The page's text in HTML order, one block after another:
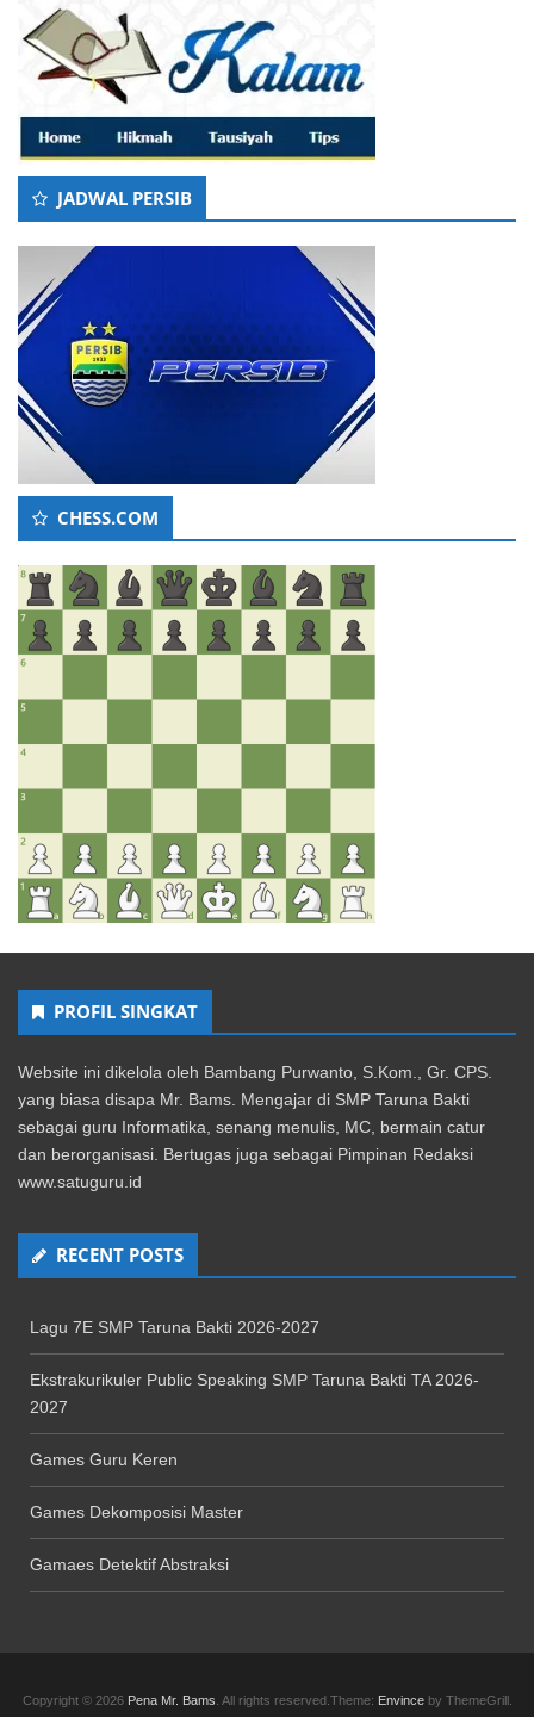
JADWAL PERSIB
CHESS.COM
PROFIL SINGKAT
Website ini dikelola oleh Bambang Purwanto, S.Kom., Gr. CPS.
yang biasa disapa Mr. Bams. Mengajar di SMP Taruna Bakti
sebagai guru Informatika, senang menulis, MC, bermain catur
dan berorganisasi. Bertugas juga sebagai Pimpinan Redaksi
www.satuguru.id
RECENT POSTS
Lagu 7E SMP Taruna Bakti 2026-2027
Ekstrakurikuler Public Speaking SMP Taruna Bakti TA 2026-
2027
Games Guru Keren
Games Dekomposisi Master
Gamaes Detektif Abstraksi
Copyright © 2026 Pena Mr. Bams . All rights reserved.Theme: Envinceby ThemeGrill.